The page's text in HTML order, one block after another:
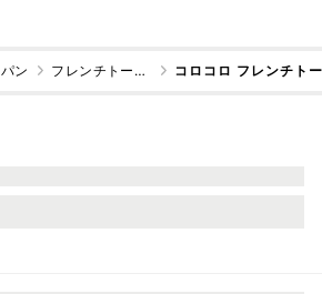
パン フレンチトースト コロコロ フレンチト